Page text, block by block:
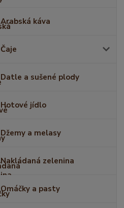
Arabská káva
Čaje
Datle a sušené plody
Hotové jídlo
Džemy a melasy
Nakládaná zelenina
Omáčky a pasty